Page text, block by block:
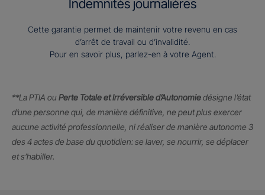
Indemnités journalières
Cette garantie permet de maintenir votre revenu en cas
d’arrêt de travail ou d’invalidité.
Pour en savoir plus, parlez-en à votre Agent.
**La PTIA ou Perte Totale et Irréversible d’Autonomiedésigne l’état
d’une personne qui, de manière définitive, ne peut plus exercer
aucune activité professionnelle, ni réaliser de manière autonome 3
des 4 actes de base du quotidien: se laver, se nourrir, se déplacer
et s’habiller.